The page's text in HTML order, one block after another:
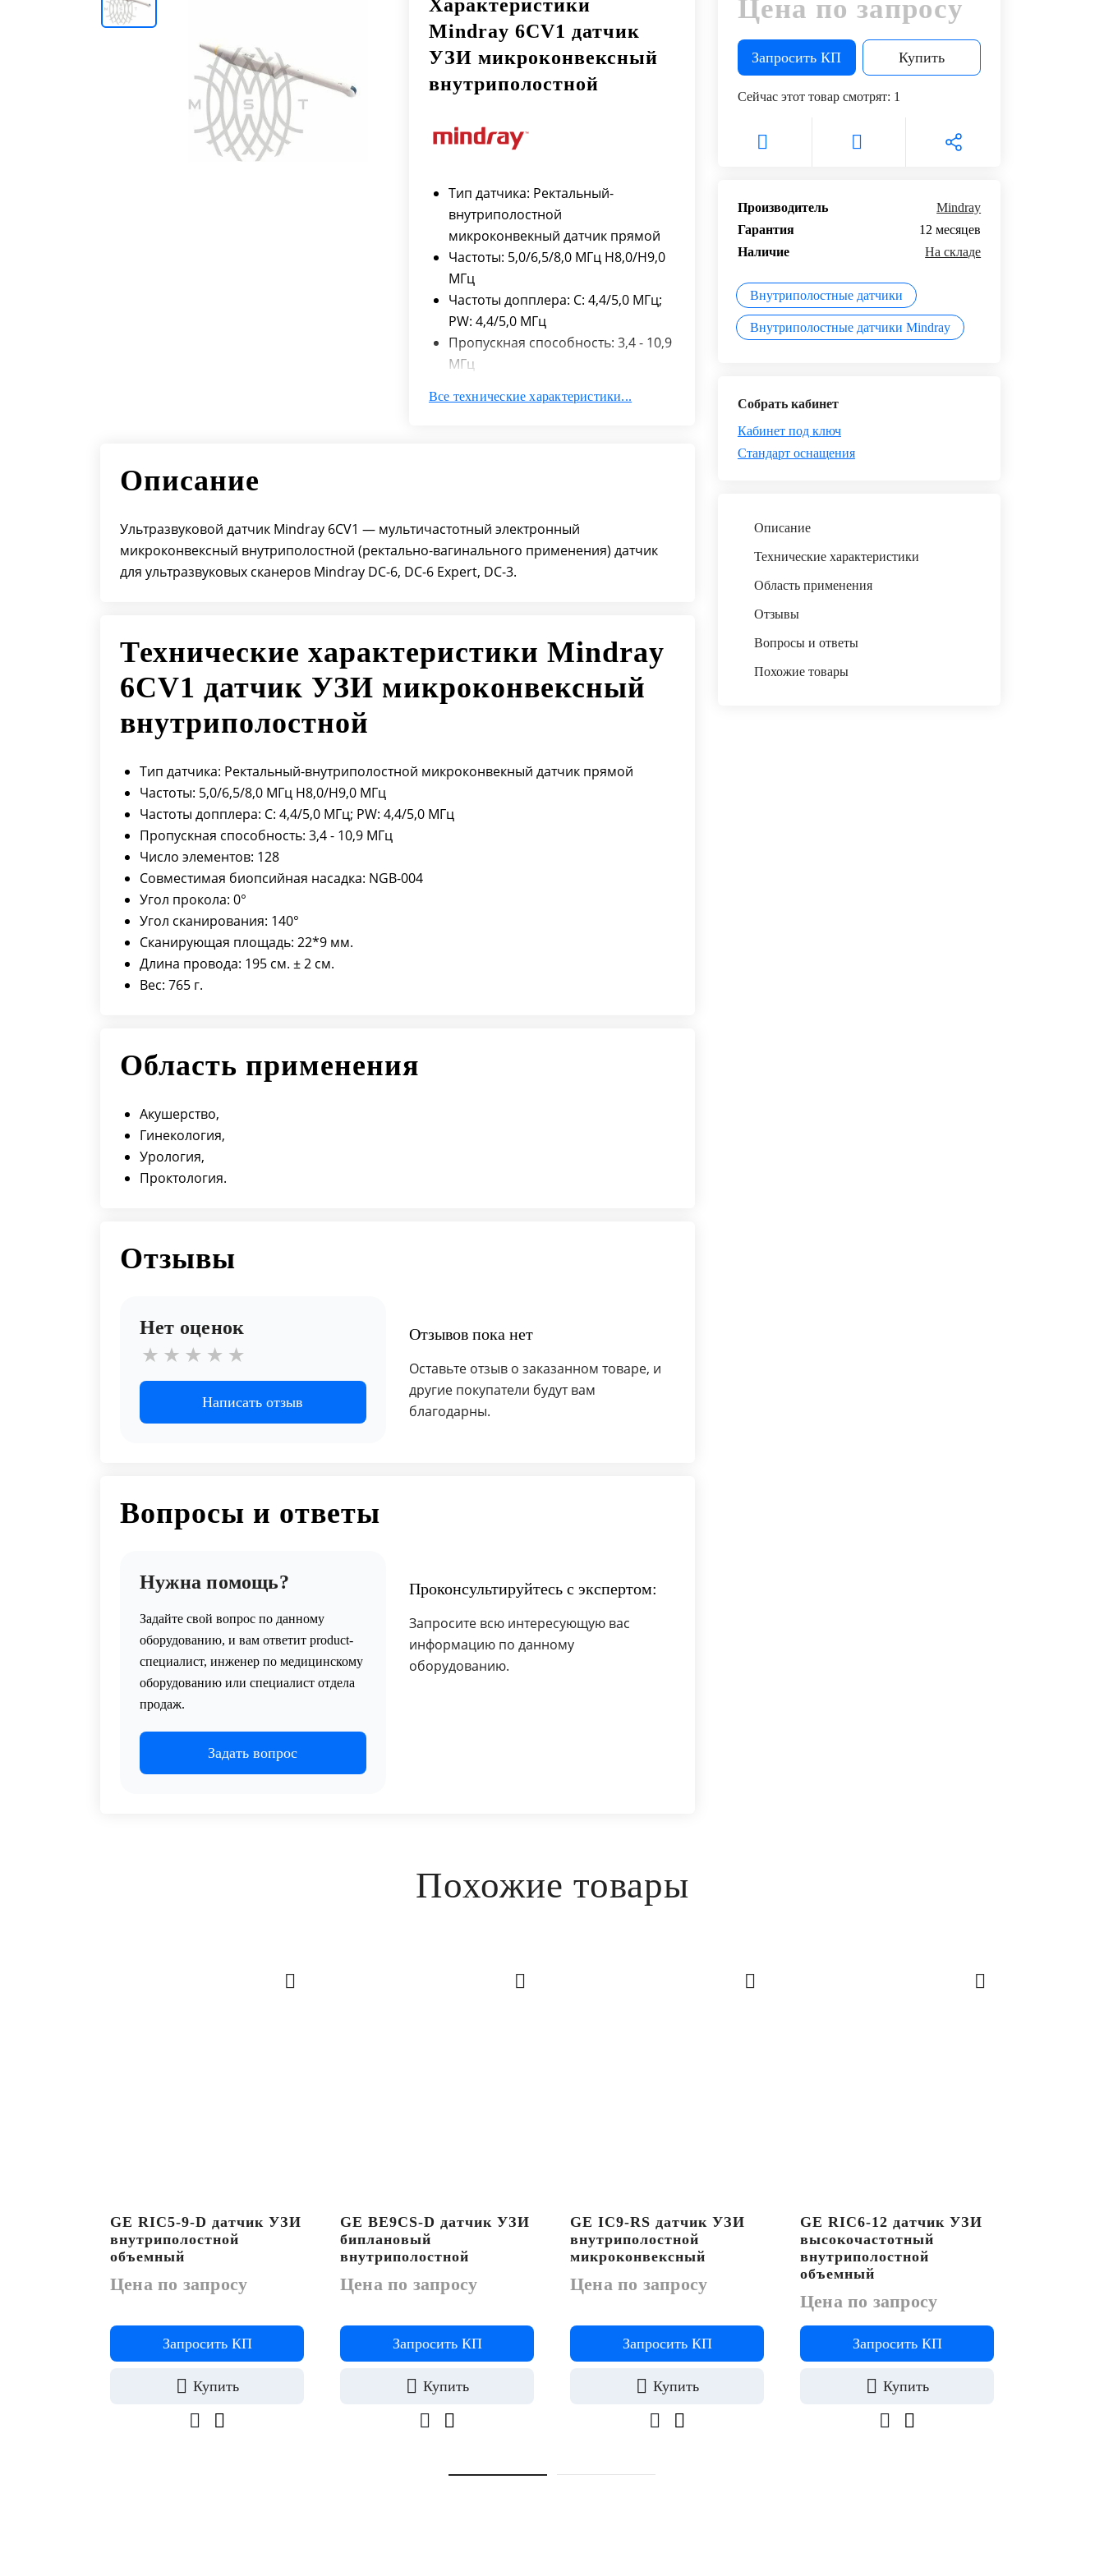
маркетинг
обслуживание
медицинского
бизнеса
Trade-
in
+7 (727) 310-70-51
KG
Характеристики
Mindray 6CV1 датчик
УЗИ микроконвексный
внутриполостной
Тип датчика: Ректальный-
внутриполостной
микроконвекный датчик прямой
Частоты: 5,0/6,5/8,0 МГц H8,0/H9,0
МГц
Частоты допплера: C: 4,4/5,0 МГц;
PW: 4,4/5,0 МГц
Пропускная способность: 3,4 - 10,9
МГц
Совместимая биопсийная
Вес: 765 г.
Все технические характеристики...
Описание
Ультразвуковой датчик Mindray 6CV1 — мультичастотный электронный
микроконвексный внутриполостной (ректально-вагинального применения) датчик
для ультразвуковых сканеров Mindray DC-6, DC-6 Expert, DC-3.
Технические характеристики Mindray
6CV1 датчик УЗИ микроконвексный
внутриполостной
Тип датчика: Ректальный-внутриполостной микроконвекный датчик прямой
Частоты: 5,0/6,5/8,0 МГц H8,0/H9,0 МГц
Частоты допплера: C: 4,4/5,0 МГц; PW: 4,4/5,0 МГц
Пропускная способность: 3,4 - 10,9 МГц
Число элементов: 128
Совместимая биопсийная насадка: NGB-004
Угол прокола: 0°
Угол сканирования: 140°
Сканирующая площадь: 22*9 мм.
Длина провода: 195 см. ± 2 см.
Вес: 765 г.
Область применения
Акушерство,
Гинекология,
Урология,
Проктология.
Отзывы
Нет оценок
Написать отзыв
Отзывов пока нет
Оставьте отзыв о заказанном товаре, и
другие покупатели будут вам
благодарны.
Вопросы и ответы
Нужна помощь?
Задайте свой вопрос по данному
оборудованию, и вам ответит product-
специалист, инженер по медицинскому
оборудованию или специалист отдела
продаж.
Задать вопрос
Проконсультируйтесь с экспертом:
Запросите всю интересующую вас
информацию по данному
оборудованию.
Цена по запросу
Запросить КП Купить
Сейчас этот товар смотрят: 1
Производитель
Mindray
Гарантия
12 месяцев
Наличие
На складе
Внутриполостные датчики
Внутриполостные датчики Mindray
Собрать кабинет
Кабинет под ключ
Стандарт оснащения
Описание
Технические характеристики
Область применения
Отзывы
Вопросы и ответы
Похожие товары
Похожие товары
GE RIC5-9-D датчик УЗИ
внутриполостной
объемный
Цена по запросу
Запросить КП
Купить
GE BE9CS-D датчик УЗИ
биплановый
внутриполостной
Цена по запросу
Запросить КП
Купить
GE IC9-RS датчик УЗИ
внутриполостной
микроконвексный
Цена по запросу
Запросить КП
Купить
GE RIC6-12 датчик УЗИ
высокочастотный
внутриполостной
объемный
Цена по запросу
Запросить КП
Купить